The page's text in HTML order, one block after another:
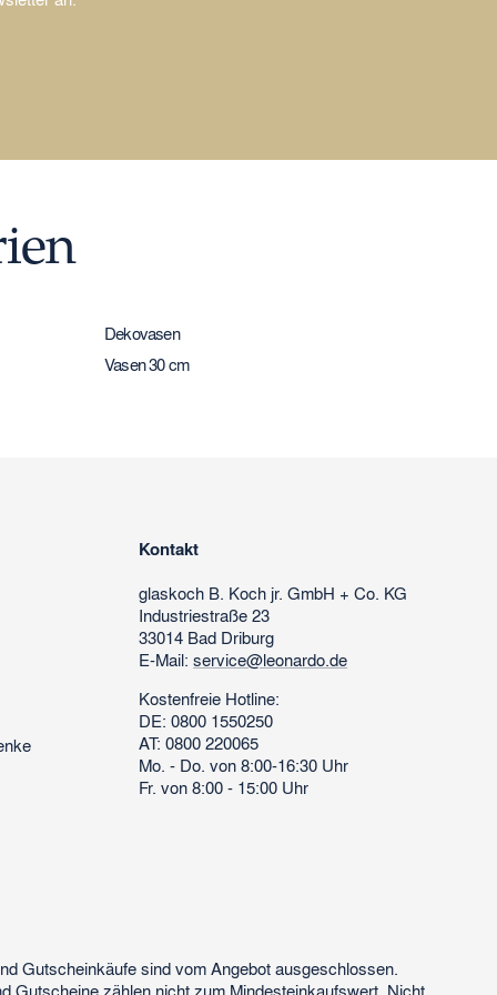
Dekovasen
Vasen 30 cm
Kontakt
glaskoch B. Koch jr. GmbH + Co. KG
Industriestraße 23
33014 Bad Driburg
E-Mail:service@leonardo.de
Kostenfreie Hotline:
DE: 0800 1550250
AT: 0800 220065
Mo. - Do. von 8:00-16:30 Uhr
Fr. von 8:00 - 15:00 Uhr
Gutscheinkäufe sind vom Angebot ausgeschlossen.